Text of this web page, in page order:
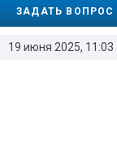
19 июня 2025, 11:03
ЗАДАТЬ ВОПРОС